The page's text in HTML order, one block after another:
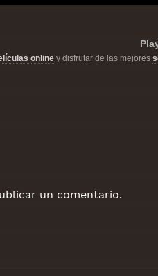
online y disfrutar de las mejores
un comentario.